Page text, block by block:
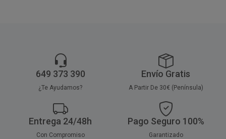
649 373 390
¿Te Ayudamos?
Envío Gratis
A Partir De 30€ (Península)
Entrega 24/48h
Con Compromiso
Pago Seguro 100%
Garantizado